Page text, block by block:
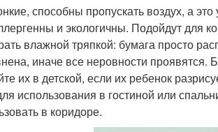
способны пропускать воздух, а
и экологичны. Подойдут для
влажной тряпкой: бумага просто
иначе все неровности
их в детской, если их ребенок
использования в гостиной или
в коридоре.